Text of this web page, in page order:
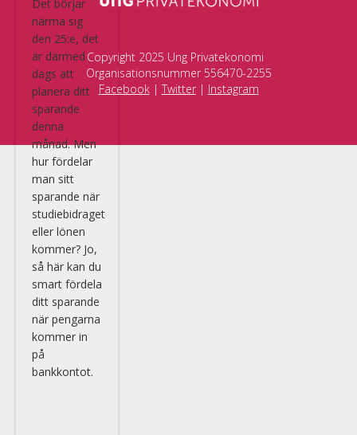
Det börjar
närma sig
den 25:e, det
är därmed
dags att
planera ditt
sparande
denna
månad. Men
hur fördelar
man sitt
sparande när
studiebidraget
eller lönen
kommer? Jo,
så här kan du
smart fördela
ditt sparande
när pengarna
kommer in
på
bankkontot.
Copyright 2025 Ung Privatekonomi
Organisationsnummer 556470-2255
Facebook| Twitter| Instagram